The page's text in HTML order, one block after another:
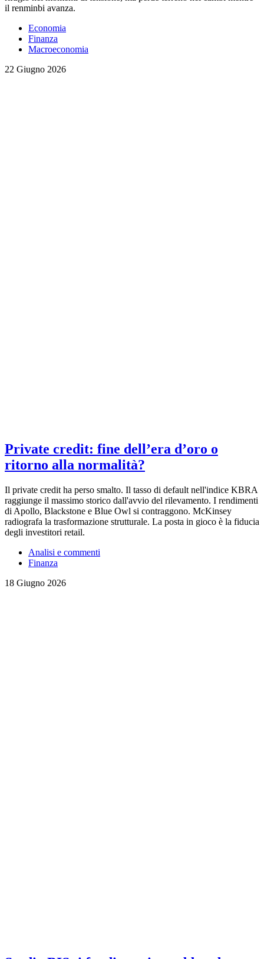
il renminbi avanza.
Economia
Finanza
Macroeconomia
22 Giugno 2026
Private credit: fine dell’era d’oro o
ritorno alla normalità?
Il private credit ha perso smalto. Il tasso di default nell'indice KBRA
raggiunge il massimo storico dall'avvio del rilevamento. I rendimenti
di Apollo, Blackstone e Blue Owl si contraggono. McKinsey
radiografa la trasformazione strutturale. La posta in gioco è la fiducia
degli investitori retail.
Analisi e commenti
Finanza
18 Giugno 2026